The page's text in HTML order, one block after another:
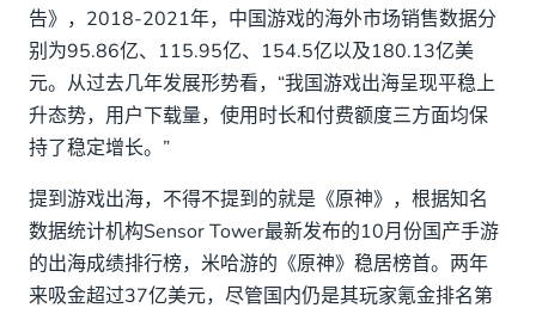
告》，2018-2021年，中国游戏的海外市场销售数据分
别为95.86亿、115.95亿、154.5亿以及180.13亿美
元。从过去几年发展形势看，“我国游戏出海呈现平稳上
升态势，用户下载量，使用时长和付费额度三方面均保
持了稳定增长。”
提到游戏出海，不得不提到的就是《原神》，根据知名
数据统计机构Sensor Tower最新发布的10月份国产手游
的出海成绩排行榜，米哈游的《原神》稳居榜首。两年
来吸金超过37亿美元，尽管国内仍是其玩家氪金排名第